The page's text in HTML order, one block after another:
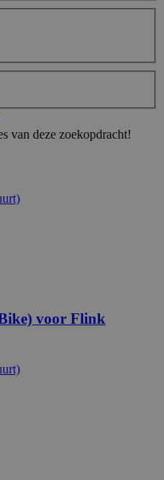
van deze zoekopdracht!
voor Flink